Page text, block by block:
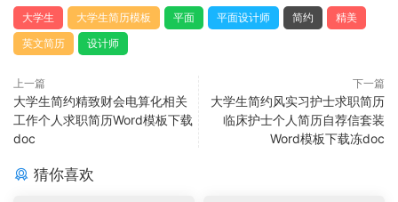
大学生 大学生简历模板 平面 平面设计师 简约
精美
英文简历
设计师
上一篇
大学生简约精致财会电算化相关
工作个人求职简历Word模板下载
doc
下一篇
大学生简约风实习护士求职简历
临床护士个人简历自荐信套装
Word模板下载冻doc
猜你喜欢